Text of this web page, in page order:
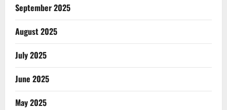
September 2025
August 2025
July 2025
June 2025
May 2025